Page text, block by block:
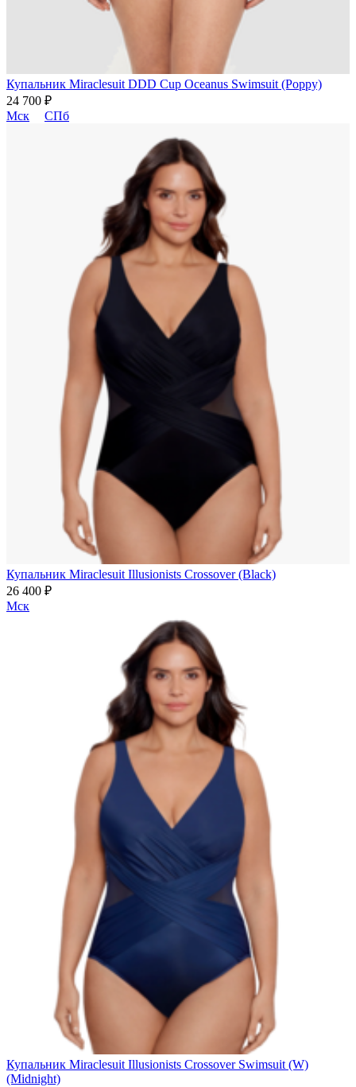
Купальник Miraclesuit DDD Cup Oceanus Swimsuit (Poppy)
24 700 ₽
Мск
СПб
Купальник Miraclesuit Illusionists Crossover (Black)
26 400 ₽
Мск
Купальник Miraclesuit Illusionists Crossover Swimsuit (W)
(Midnight)